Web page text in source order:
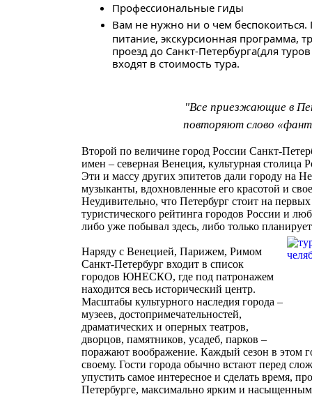
Профессиональные гиды
Вам не нужно ни о чем
питание, экскурсионная программа,
проезд до Санкт-Петербурга(для
входят в стоимость тура.
"Все приезжающие в
повторяют слово
Второй по величине город России Санкт-
имен – северная Венеция, культурная столица
Эти и массу других эпитетов дали городу на
музыканты, вдохновленные его красотой и
Неудивительно, что Петербург стоит на первых
туристического рейтинга городов России и
либо уже побывал здесь, либо только
Наряду с Венецией, Парижем, Римом
Санкт-Петербург входит в список
городов ЮНЕСКО, где под патронажем
находится весь исторический центр.
Масштабы культурного наследия города –
музеев, достопримечательностей,
драматических и оперных театров,
дворцов, памятников, усадеб, парков –
поражают воображение. Каждый сезон в этом
своему. Гости города обычно встают перед
упустить самое интересное и сделать время,
Петербурге, максимально ярким и